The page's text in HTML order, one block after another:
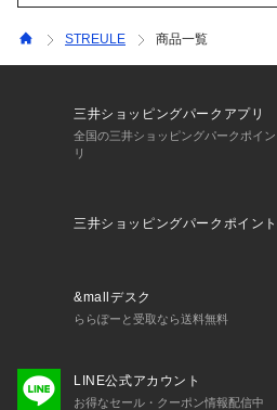
STREULE 商品一覧
三井ショッピングパークアプリ
全国の三井ショッピングパークポイ
リ
三井ショッピングパークポイント
&mallデスク
ららぽーと受取なら送料無料
LINE公式アカウント
お得なセール・クーポン情報配信中